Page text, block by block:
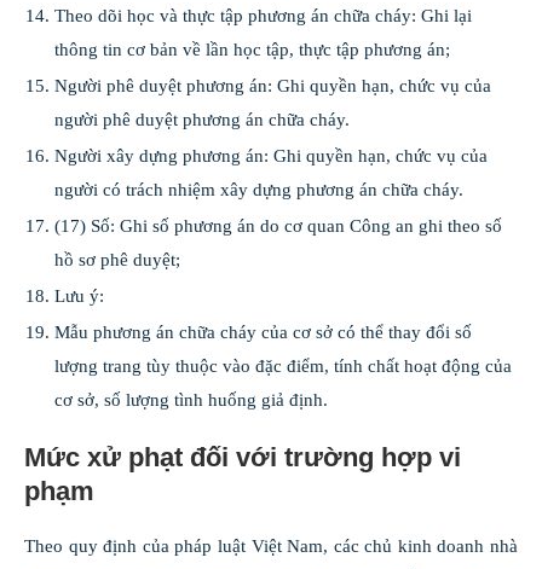
Theo dõi học và thực tập phương án chữa cháy: Ghi lại
thông tin cơ bản về lần học tập, thực tập phương án;
Người phê duyệt phương án: Ghi quyền hạn, chức vụ của
người phê duyệt phương án chữa cháy.
Người xây dựng phương án: Ghi quyền hạn, chức vụ của
người có trách nhiệm xây dựng phương án chữa cháy.
(17) Số: Ghi số phương án do cơ quan Công an ghi theo số
hồ sơ phê duyệt;
Lưu ý:
Mẫu phương án chữa cháy của cơ sở có thể thay đổi số
lượng trang tùy thuộc vào đặc điểm, tính chất hoạt động của
cơ sở, số lượng tình huống giả định.
Mức xử phạt đối với trường hợp vi
phạm
Theo quy định của pháp luật Việt Nam, các chủ kinh doanh nhà